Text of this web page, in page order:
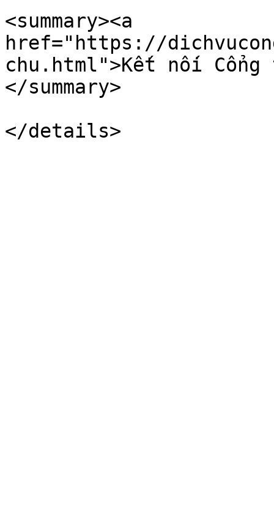
<summary><a
href="https://
chu.html">Kết nối
</summary>